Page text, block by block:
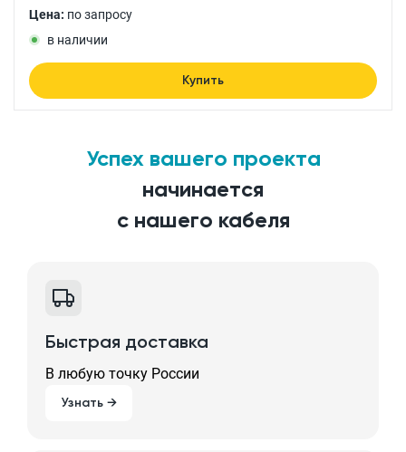
Цена: по запросу
в наличии
Купить
Успех вашего проекта
начинается
с нашего кабеля
Быстрая доставка
В любую точку России
Узнать →